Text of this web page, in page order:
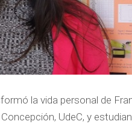
la vida personal de
UdeC, y